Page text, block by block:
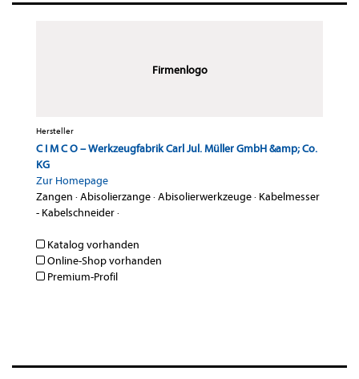
Firmenlogo
Hersteller
C I M C O – Werkzeugfabrik Carl Jul. Müller GmbH &amp; Co.
KG
Zur Homepage
Zangen ·Abisolierzange·Abisolierwerkzeuge· Kabelmesser
- Kabelschneider·
Katalog vorhanden
Online-Shop vorhanden
Premium-Profil